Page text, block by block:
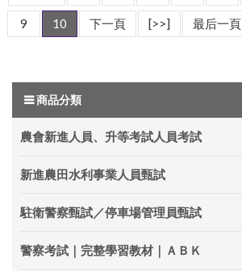
9 10 下一頁 [>>] 最后一頁
商品分類
農會新進人員、升等考試人員考試
新進農田水利事業人員甄試
駐衛警察甄試／停車場管理員甄試
警察考試｜完整學習教材｜ＡＢＫ